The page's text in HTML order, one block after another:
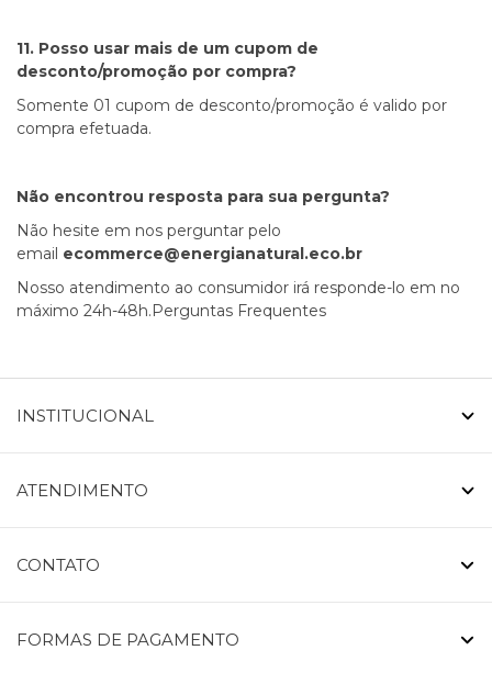
11. Posso usar mais de um cupom de
desconto/promoção por compra?
Somente 01 cupom de desconto/promoção é valido por
compra efetuada.
Não encontrou resposta para sua pergunta?
Não hesite em nos perguntar pelo
email ecommerce@energianatural.eco.br
Nosso atendimento ao consumidor irá responde-lo em no
máximo 24h-48h.Perguntas Frequentes
INSTITUCIONAL
ATENDIMENTO
CONTATO
FORMAS DE PAGAMENTO